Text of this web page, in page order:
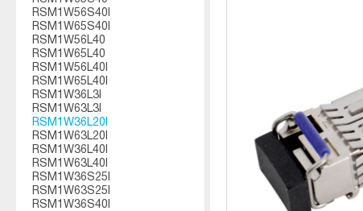
RSM1W56S40I
RSM1W65S40I
RSM1W56L40
RSM1W65L40
RSM1W56L40I
RSM1W65L40I
RSM1W36L3I
RSM1W63L3I
RSM1W36L20I
RSM1W63L20I
RSM1W36L40I
RSM1W63L40I
RSM1W36S25I
RSM1W63S25I
RSM1W36S40I